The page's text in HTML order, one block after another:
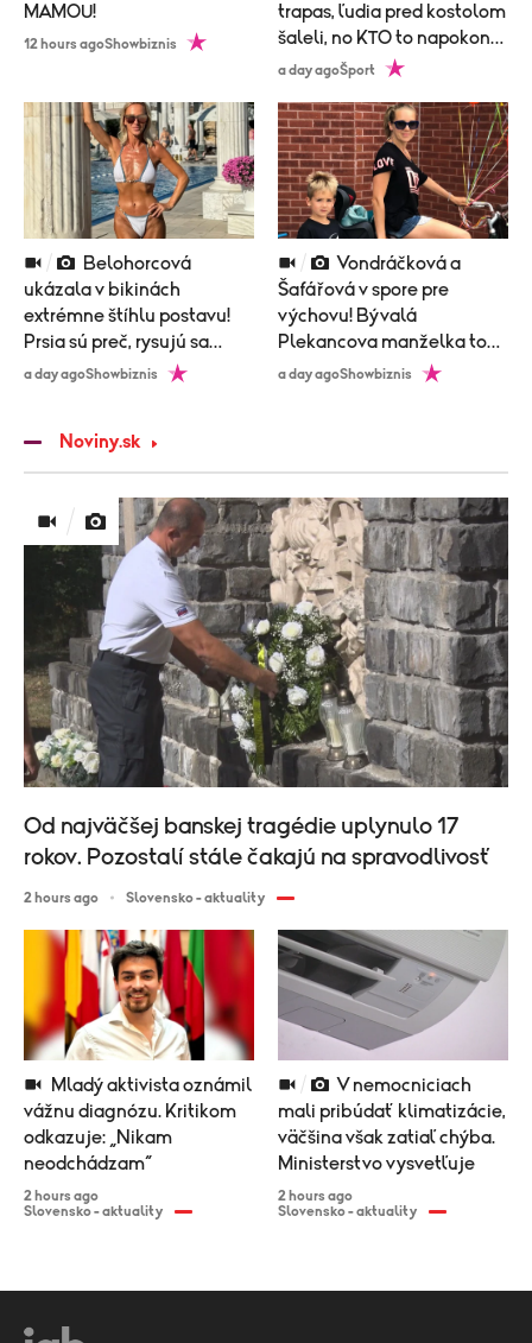
MAMOU!
12 hours agoShowbiznis
trapas, ľudia pred kostolom
šaleli, no KTO to napokon
prišiel?!
a day agoŠport
ukázala v bikinách
extrémne štíhlu postavu!
Prsia sú preč, rysujú sa
kosti!
a day agoShowbiznis
Šafářová v spore pre
výchovu! Bývalá
Plekancova manželka to
vidí inak, ako jeho súčasná!
a day agoShowbiznis
Noviny.sk
vážnu diagnózu. Kritikom
odkazuje: „Nikam
neodchádzam“
2 hours ago
Slovensko - aktuality
V nemocniciach
mali pribúdať klimatizácie,
väčšina však zatiaľ chýba.
Ministerstvo vysvetľuje
2 hours ago
Slovensko - aktuality
Od najväčšej banskej tragédie uplynulo 17
rokov. Pozostalí stále čakajú na spravodlivosť
2 hours ago Slovensko - aktuality